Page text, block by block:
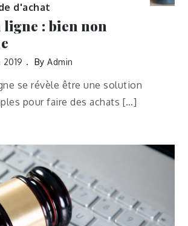
d'achat
ligne : bien non
ByAdmin
se révèle être une solution
pour faire des achats […]